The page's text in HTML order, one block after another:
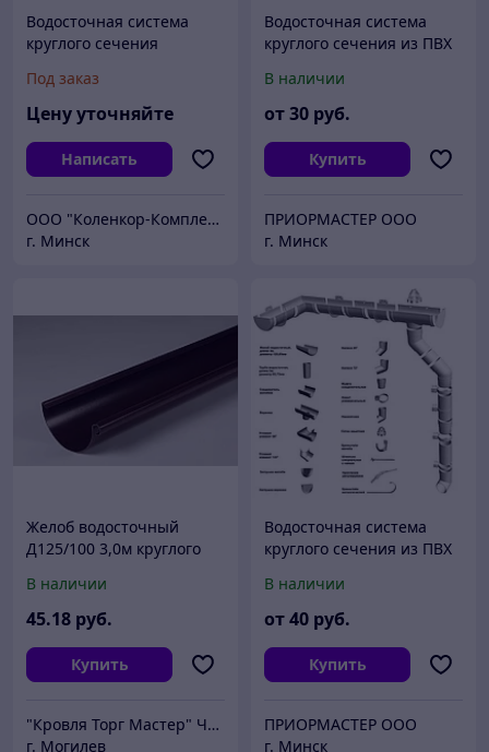
Водосточная система
круглого сечения
Под заказ
Цену уточняйте
Написать
ООО "Коленкор-Комплект"
г. Минск
Водосточная система
круглого сечения из ПВХ
В наличии
от30 руб.
Купить
ПРИОРМАСТЕР ООО
г. Минск
Желоб водосточный
Д125/100 3,0м круглого
В наличии
45.18 руб.
Купить
"Кровля Торг Мастер" ЧТУП
г. Могилев
Водосточная система
круглого сечения из ПВХ
В наличии
от40 руб.
Купить
ПРИОРМАСТЕР ООО
г. Минск